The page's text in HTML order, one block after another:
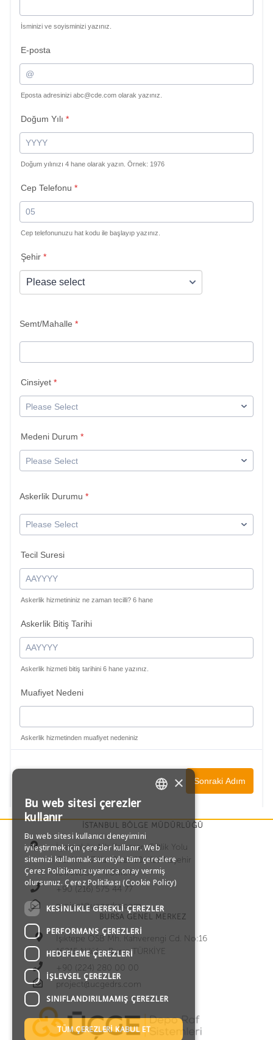
BURSA GENEL MERKEZ
Işıktepe OSB Mh. Kahverengi Cd. No:16
16215 Nilüfer Bursa TÜRKİYE
+90 (224) 280 00 00
project@ucgedrs.com
İSTANBUL BÖLGE MÜDÜRLÜĞÜ
İçerenköy Mh Karaman Çiftlik Yolu
Cd. No:47 Kar Plaza 10. Kat Ataşehir
İSTANBUL – TÜRKİYE
+90 (216) 575 44 77
project@ucgedrs.com
GERMAN
×
Bu web sitesi çerezler
kullanır
Bu web sitesi kullanıcı deneyimini
iyileştirmek için çerezler kullanır. Web
sitemizi kullanmak suretiyle tüm çerezlere
Çerez Politikamız uyarınca onay vermiş
olursunuz. Çerez Politikası (Cookie Policy)
KESINLIKLE GEREKLI ÇEREZLER
PERFORMANS ÇEREZLERI
HEDEFLEME ÇEREZLERI
İŞLEVSEL ÇEREZLER
SINIFLANDIRILMAMIŞ ÇEREZLER
TÜM ÇEREZLERI KABUL ET